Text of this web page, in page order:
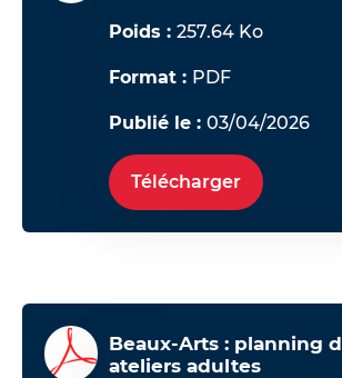
Poids :257.64 Ko
Format : PDF
Publié le :03/04/2026
Télécharger
Beaux-Arts : planning
ateliers adultes